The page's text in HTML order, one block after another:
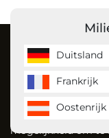
Duitsland
Frankrijk
Oostenrijk
Over ons
MilieustickerKopen
u gemakkelijk uw
vignet voor
mogelijkheid om te